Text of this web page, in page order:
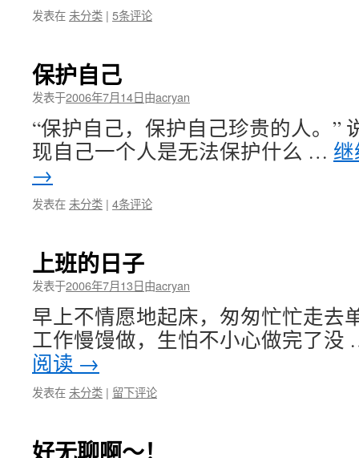
发表在 未分类 | 5条评论
保护自己
发表于2006年7月14日由acryan
“保护自己，保护自己珍贵的人。”
现自己一个人是无法保护什么 …
→
发表在 未分类 | 4条评论
上班的日子
发表于2006年7月13日由acryan
早上不情愿地起床，匆匆忙忙走去
工作慢馒做，生怕不小心做完了
阅读 →
发表在 未分类 | 留下评论
好无聊啊～！